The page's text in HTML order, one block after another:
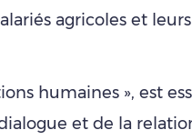
agricoles et
humaines », est
et de la